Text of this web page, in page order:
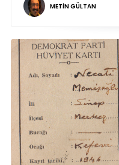
METİN GÜLTAN